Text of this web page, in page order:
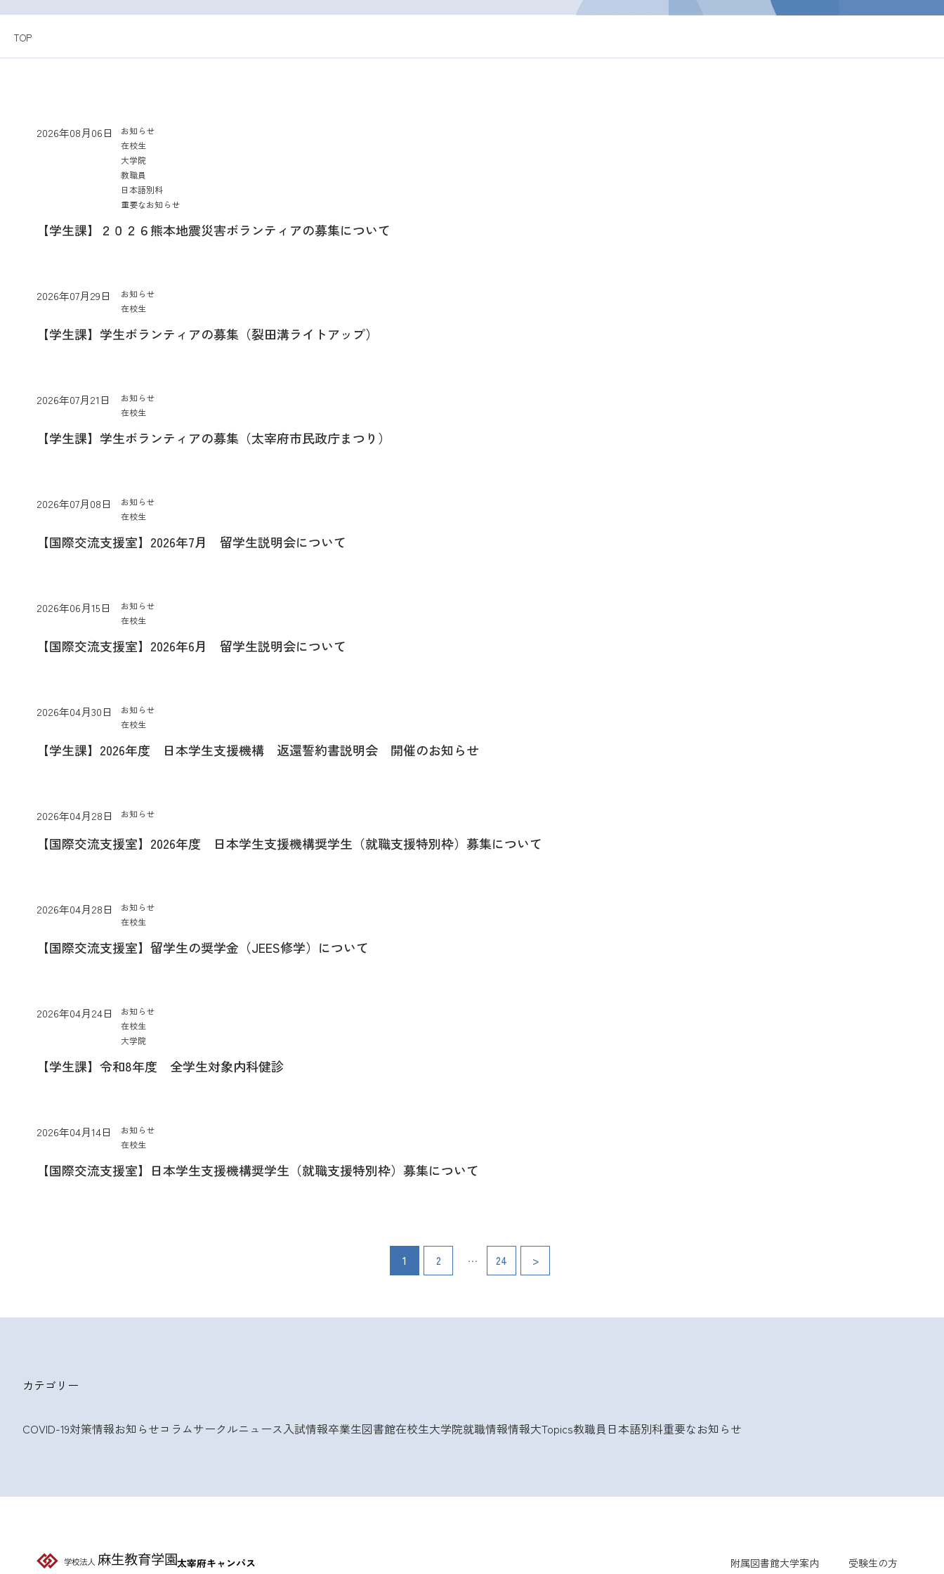
TOP
2026年08月06日
お知らせ
在校生
大学院
教職員
日本語別科
重要なお知らせ
【学生課】２０２６熊本地震災害ボランティアの募集について
2026年07月29日
お知らせ
在校生
【学生課】学生ボランティアの募集（裂田溝ライトアップ）
2026年07月21日
お知らせ
在校生
【学生課】学生ボランティアの募集（太宰府市民政庁まつり）
2026年07月08日
お知らせ
在校生
【国際交流支援室】2026年7月 留学生説明会について
2026年06月15日
お知らせ
在校生
【国際交流支援室】2026年6月 留学生説明会について
2026年04月30日
お知らせ
在校生
【学生課】2026年度 日本学生支援機構 返還誓約書説明会 開催のお知らせ
2026年04月28日 お知らせ
【国際交流支援室】2026年度 日本学生支援機構奨学生（就職支援特別枠）募集について
2026年04月28日
お知らせ
在校生
【国際交流支援室】留学生の奨学金（JEES修学）について
2026年04月24日
お知らせ
在校生
大学院
【学生課】令和8年度 全学生対象内科健診
2026年04月14日
お知らせ
在校生
【国際交流支援室】日本学生支援機構奨学生（就職支援特別枠）募集について
投
ジ
り
1 2 … 24 >
カテゴリー
COVID-19対策情報お知らせコラムサークルニュース入試情報卒業生図書館在校生大学院就職情報情報大Topics教職員 日本語別科重要なお知らせ
太宰府キャンパス 附属図書館大学案内 受験生の方